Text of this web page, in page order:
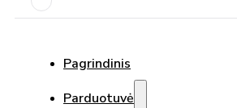
Pagrindinis
Parduotuvė